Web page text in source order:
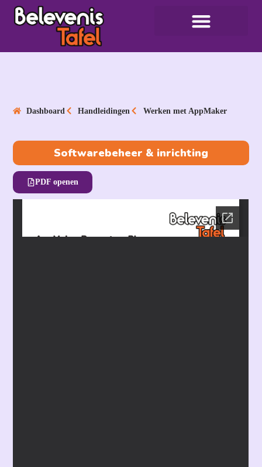
Dashboard Handleidingen Werken met AppMaker
Softwarebeheer & inrichting
PDF openen